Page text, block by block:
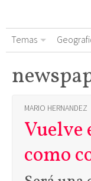
Temas
MARIO HERNANDEZ
Vuelve
como